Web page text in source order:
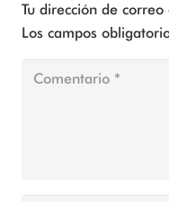
Tu dirección de
Los campos